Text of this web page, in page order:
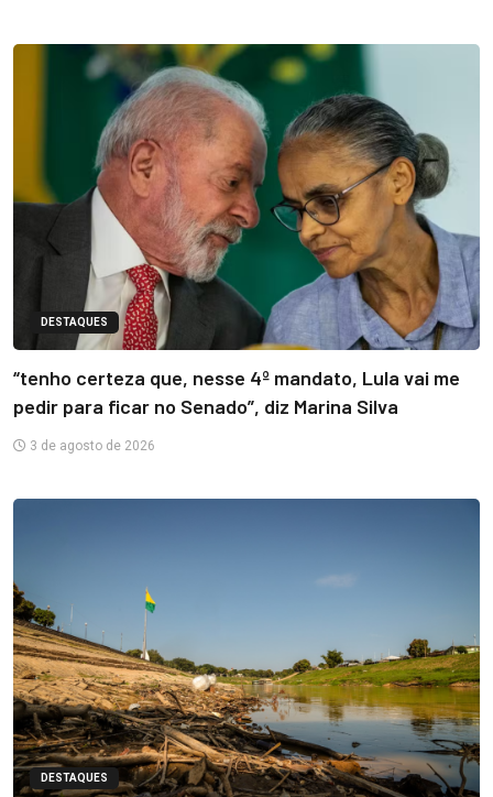
DESTAQUES
“tenho certeza que, nesse 4º mandato, Lula vai me
pedir para ficar no Senado”, diz Marina Silva
3 de agosto de 2026
DESTAQUES